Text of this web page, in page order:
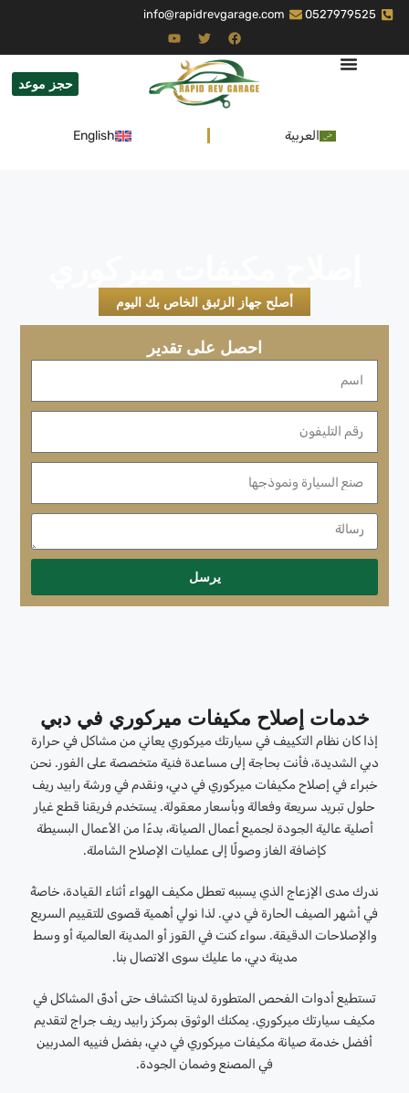
0527979525
info@rapidrevgarage.com
حجز موعد
العربية English
أصلح جهاز الزئبق الخاص بك اليوم
احصل على تقدير
يرسل
خدمات إصلاح مكيفات ميركوري في دبي
إذا كان نظام التكييف في سيارتك ميركوري يعاني من مشاكل في حرارة
دبي الشديدة، فأنت بحاجة إلى مساعدة فنية متخصصة على الفور. نحن
خبراء في إصلاح مكيفات ميركوري في دبي، ونقدم في ورشة رابيد ريف
حلول تبريد سريعة وفعالة وبأسعار معقولة. يستخدم فريقنا قطع غيار
أصلية عالية الجودة لجميع أعمال الصيانة، بدءًا من الأعمال البسيطة
كإضافة الغاز وصولًا إلى عمليات الإصلاح الشاملة.
ندرك مدى الإزعاج الذي يسببه تعطل مكيف الهواء أثناء القيادة، خاصةً
في أشهر الصيف الحارة في دبي. لذا نولي أهمية قصوى للتقييم السريع
والإصلاحات الدقيقة. سواء كنت في القوز أو المدينة العالمية أو وسط
مدينة دبي، ما عليك سوى الاتصال بنا.
تستطيع أدوات الفحص المتطورة لدينا اكتشاف حتى أدقّ المشاكل في
مكيف سيارتك ميركوري. يمكنك الوثوق بمركز رابيد ريف جراج لتقديم
أفضل خدمة صيانة مكيفات ميركوري في دبي، بفضل فنييه المدربين
في المصنع وضمان الجودة.